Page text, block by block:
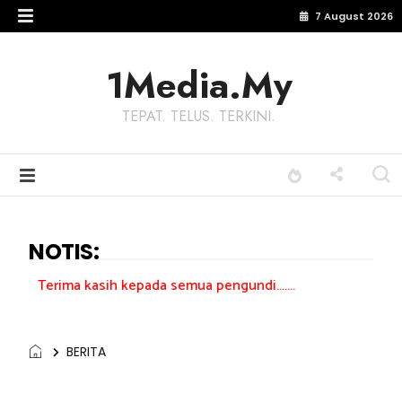
7 August 2026
1Media.My
TEPAT. TELUS. TERKINI.
NOTIS:
kepada semua pengundi.......
BERITA